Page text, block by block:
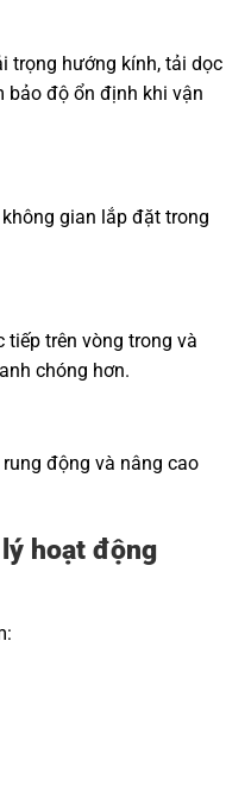
trọng hướng kính, tải dọc
bảo độ ổn định khi vận
gian lắp đặt trong
trên vòng trong và
chóng hơn.
động và nâng cao
hoạt động